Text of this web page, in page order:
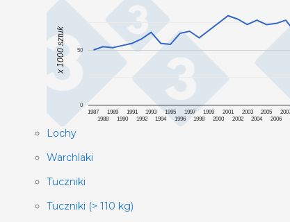
1987
1988
1989
1990
1991
1992
1993
1994
1995
1996
1997
1998
1999
2000
2001
2002
2003
2004
2005
2006
0
50
x 1000 sztuk
Lochy
Warchlaki
Tuczniki
Tuczniki (> 110 kg)